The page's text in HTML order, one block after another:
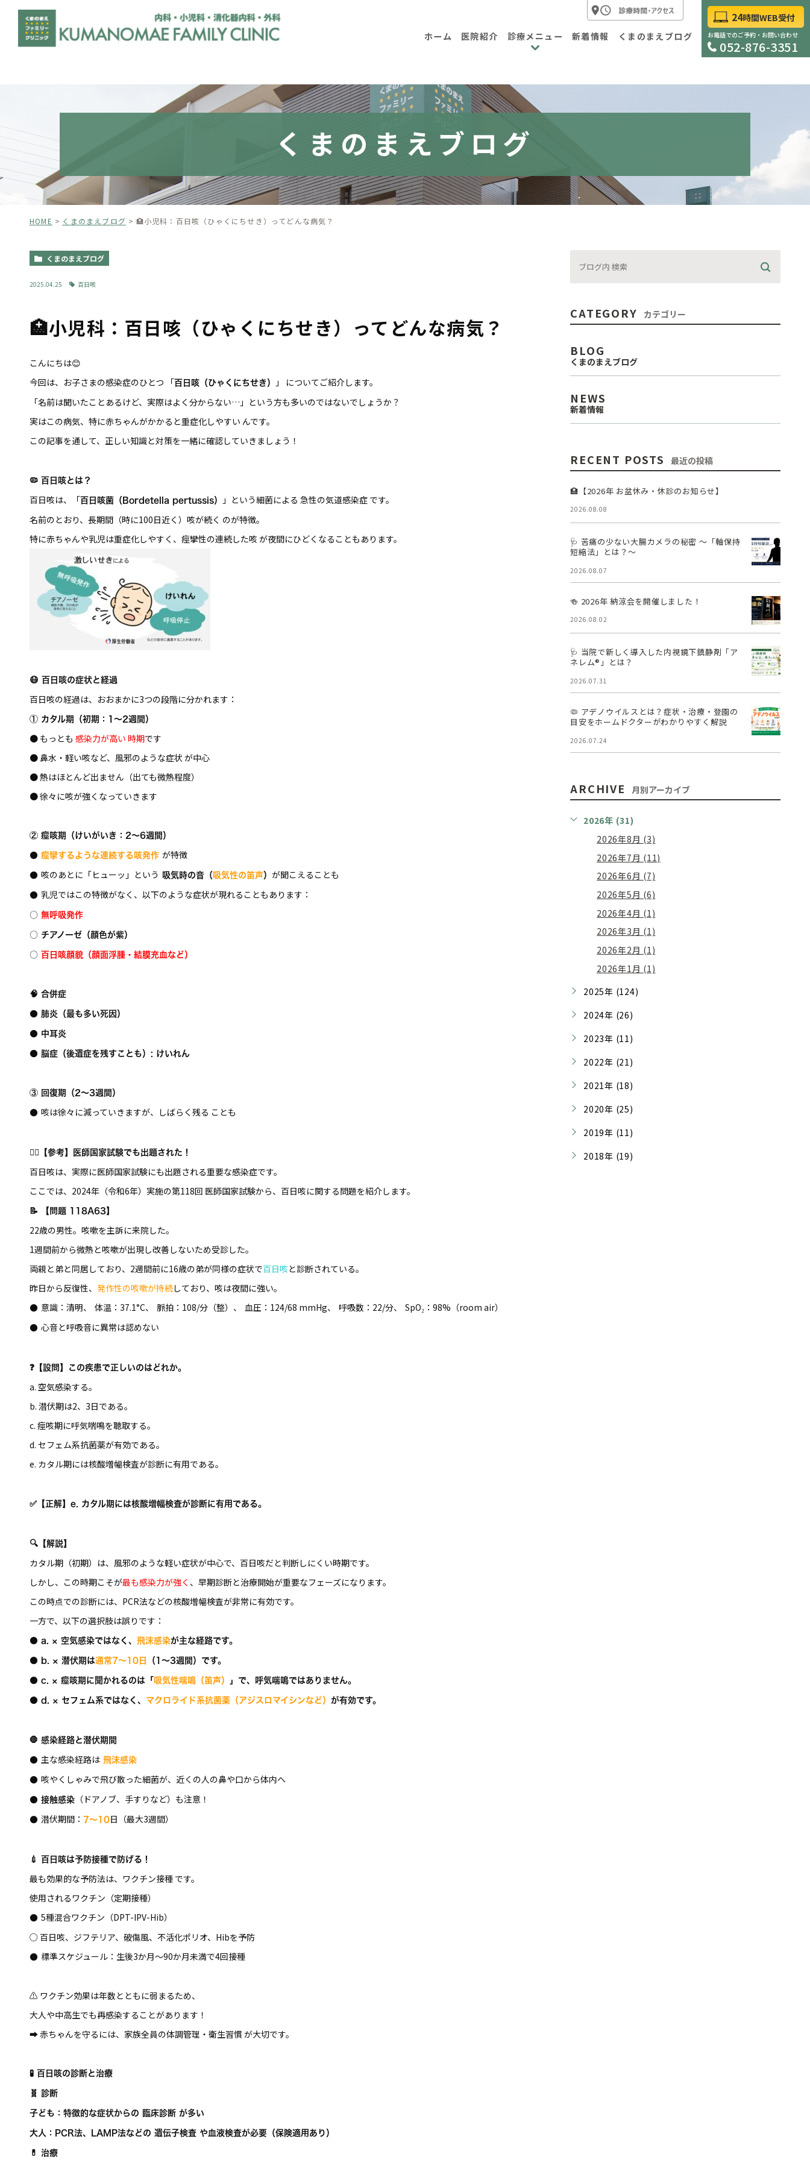
ホーム 医院紹介 診療メニュー
内科
消化器内科 大腸内視鏡検査について 胃内視鏡検査について
日帰り大腸ポリープ手術について 各種健診・企業健診・自費診療
新着情報 くまのまえブログ
24時間WEB受付
お電話でのご予約・お問い合わせ
052-876-3351
くまのまえブログ
HOME くまのまえブログ 🏥小児科：百日咳（ひゃくにちせき）ってどんな病気？
くまのまえブログ
2025.04.25 百日咳
🏥小児科：百日咳（ひゃくにちせき）ってどんな病気？
こんにちは😊
今回は、お子さまの感染症のひとつ 「百日咳（ひゃくにちせき）
」 についてご紹介します。
「名前は聞いたことあるけど、実際はよく分からない…」という方も多いのではないでしょうか？
実はこの病気、特に赤ちゃんがかかると重症化しやすい んです。
この記事を通して、正しい知識と対策を一緒に確認していきましょう！
🦠 百日咳とは？
百日咳は、「百日咳菌（Bordetella pertussis）
」という細菌による 急性の気道感染症 です。
名前のとおり、長期間（時に100日近く）咳が続く のが特徴。
特に赤ちゃんや乳児は重症化しやすく、痙攣性の連続した咳 が夜間にひどくなることもあります。
😷 百日咳の症状と経過
百日咳の経過は、おおまかに3つの段階に分かれます：
① カタル期（初期：1～2週間）
● もっとも 感染力が高い 時期です
● 鼻水・軽い咳など、風邪のような症状 が中心
● 熱はほとんど出ません（出ても微熱程度）
● 徐々に咳が強くなっていきます
② 痙咳期（けいがいき：2～6週間）
● 痙攣するような連続する咳発作 が特徴
● 咳のあとに「ヒューッ」という 吸気時の音（ 吸気性の笛声） が聞こえることも
● 乳児ではこの特徴がなく、以下のような症状が現れることもあります：
○ 無呼吸発作
○ チアノーゼ（顔色が紫）
○ 百日咳顔貌（顔面浮腫・結膜充血など）
🧠 合併症
● 肺炎（最も多い死因）
● 中耳炎
● 脳症（後遺症を残すことも）: けいれん
③ 回復期（2～3週間）
● 咳は徐々に減っていきますが、しばらく残る ことも
🧑‍⚕️【参考】医師国家試験でも出題された！
百日咳は、実際に医師国家試験にも出題される重要な感染症です。
ここでは、2024年（令和6年）実施の第118回 医師国家試験から、百日咳に関する問題を紹介します。
📝 【問題 118A63】
22歳の男性。咳嗽を主訴に来院した。
1週間前から微熱と咳嗽が出現し改善しないため受診した。
両親と弟と同居しており、2週間前に16歳の弟が同様の症状で百日咳と診断されている。
昨日から反復性、 発作性の咳嗽が持続しており、咳は夜間に強い。
● 意識：清明、 体温：37.1°C、 脈拍：108/分（整）、 血圧：124/68 mmHg、 呼吸数：22/分、 SpO₂：98%（room air）
● 心音と呼吸音に異常は認めない
❓【設問】この疾患で正しいのはどれか。
a. 空気感染する。
b. 潜伏期は2、3日である。
c. 痙咳期に呼気喘鳴を聴取する。
d. セフェム系抗菌薬が有効である。
e. カタル期には核酸増幅検査が診断に有用である。
✅【正解】e. カタル期には核酸増幅検査が診断に有用である。
🔍【解説】
カタル期（初期）は、風邪のような軽い症状が中心で、百日咳だと判断しにくい時期です。
しかし、この時期こそが最も感染力が強く 、早期診断と治療開始が重要なフェーズになります。
この時点での診断には、PCR法などの核酸増幅検査が非常に有効です。
一方で、以下の選択肢は誤りです：
● a. × 空気感染ではなく、 飛沫感染が主な経路です。
● b. × 潜伏期は通常7〜10日 （1～3週間）です。
● c. × 痙咳期に聞かれるのは「吸気性喘鳴（笛声） 」で、呼気喘鳴ではありません。
● d. × セフェム系ではなく、 マクロライド系抗菌薬（アジスロマイシンなど） が有効です。
🛑 感染経路と潜伏期間
● 主な感染経路は 飛沫感染
● 咳やくしゃみで飛び散った細菌が、近くの人の鼻や口から体内へ
● 接触感染 （ドアノブ、手すりなど）も注意！
● 潜伏期間： 7～10日（最大3週間）
💉 百日咳は予防接種で防げる！
最も効果的な予防法は、ワクチン接種 です。
使用されるワクチン（定期接種）
● 5種混合ワクチン（DPT-IPV-Hib）
○ 百日咳、ジフテリア、破傷風、不活化ポリオ、Hibを予防
● 標準スケジュール：生後3か月～90か月未満で4回接種
⚠ ワクチン効果は年数とともに弱まるため、
大人や中高生でも再感染することがあります！
➡ 赤ちゃんを守るには、家族全員の体調管理・衛生習慣 が大切です。
🧪 百日咳の診断と治療
🧬 診断
子ども：特徴的な症状からの 臨床診断 が多い
大人：PCR法、LAMP法などの 遺伝子検査 や血液検査が必要（保険適用あり）
💊 治療
CATEGORY カテゴリー
BLOG
くまのまえブログ
NEWS
新着情報
RECENT POSTS 最近の投稿
🏥【2026年 お盆休み・休診のお知らせ】
2026.08.08
🩺 苦痛の少ない大腸カメラの秘密 ～「軸保持
短縮法」とは？～
2026.08.07
🍻 2026年 納涼会を開催しました！
2026.08.02
🩺 当院で新しく導入した内視鏡下鎮静剤「ア
ネレム®」とは？
2026.07.31
🦠 アデノウイルスとは？症状・治療・登園の
目安をホームドクターがわかりやすく解説
2026.07.24
ARCHIVE 月別アーカイブ
2026年 (31)
2026年8月 (3)
2026年7月 (11)
2026年6月 (7)
2026年5月 (6)
2026年4月 (1)
2026年3月 (1)
2026年2月 (1)
2026年1月 (1)
2025年 (124)
2024年 (26)
2023年 (11)
2022年 (21)
2021年 (18)
2020年 (25)
2019年 (11)
2018年 (19)